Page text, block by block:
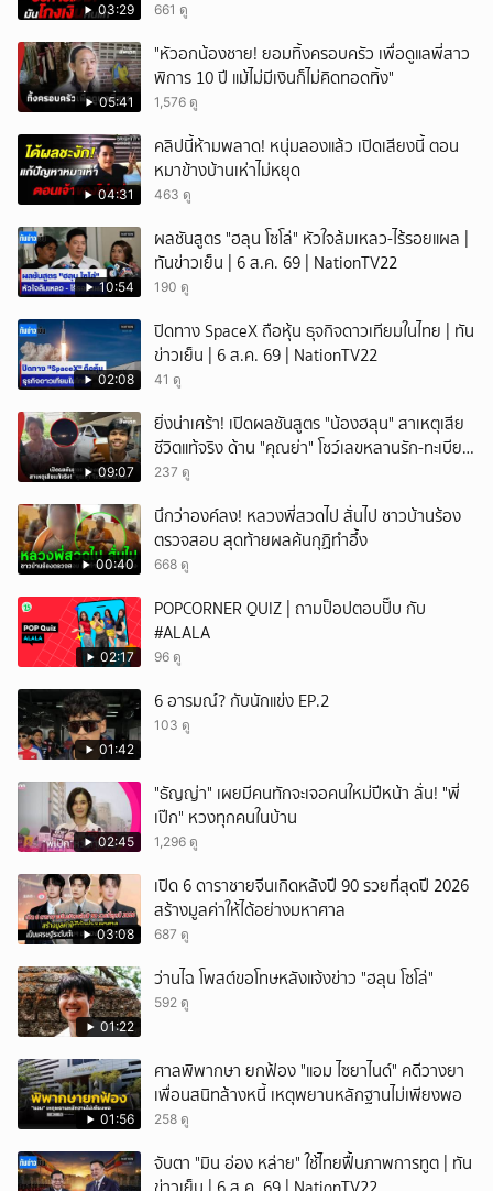
03:29 661 ดู
05:41
"หัวอกน้องชาย! ยอมทิ้งครอบครัว เพื่อดูแลพี่สาว
พิการ 10 ปี แม้ไม่มีเงินก็ไม่คิดทอดทิ้ง"
1,576 ดู
04:31
คลิปนี้ห้ามพลาด! หนุ่มลองแล้ว เปิดเสียงนี้ ตอน
หมาข้างบ้านเห่าไม่หยุด
463 ดู
10:54
ผลชันสูตร "ฮลุน โซโล่" หัวใจล้มเหลว-ไร้รอยแผล |
ทันข่าวเย็น | 6 ส.ค. 69 | NationTV22
190 ดู
02:08
ปิดทาง SpaceX ถือหุ้น ธุจกิจดาวเทียมในไทย | ทัน
ข่าวเย็น | 6 ส.ค. 69 | NationTV22
41 ดู
09:07
ยิ่งน่าเศร้า! เปิดผลชันสูตร "น้องฮลุน" สาเหตุเสีย
ชีวิตแท้จริง ด้าน "คุณย่า" โชว์เลขหลานรัก-ทะเบียน
รถเคลื่อนร่าง!
237 ดู
00:40
นึกว่าองค์ลง! หลวงพี่สวดไป สั่นไป ชาวบ้านร้อง
ตรวจสอบ สุดท้ายผลค้นกุฏิทำอึ้ง
668 ดู
02:17
POPCORNER QUIZ | ถามป็อปตอบปั๊บ กับ
#ALALA
96 ดู
01:42
6 อารมณ์? กับนักแข่ง EP.2
103 ดู
02:45
"ธัญญ่า" เผยมีคนทักจะเจอคนใหม่ปีหน้า ลั่น! "พี่
เป๊ก" หวงทุกคนในบ้าน
1,296 ดู
03:08
เปิด 6 ดาราชายจีนเกิดหลังปี 90 รวยที่สุดปี 2026
สร้างมูลค่าให้ได้อย่างมหาศาล
687 ดู
01:22
ว่านไฉ โพสต์ขอโทษหลังแจ้งข่าว "ฮลุน โซโล่"
592 ดู
01:56
ศาลพิพากษา ยกฟ้อง "แอม ไซยาไนด์" คดีวางยา
เพื่อนสนิทล้างหนี้ เหตุพยานหลักฐานไม่เพียงพอ
258 ดู
จับตา "มิน อ่อง หล่าย" ใช้ไทยฟื้นภาพการทูต | ทัน